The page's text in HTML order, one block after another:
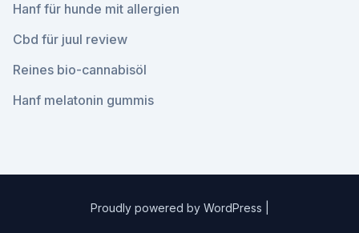
Hanf für hunde mit allergien
Cbd für juul review
Reines bio-cannabisöl
Hanf melatonin gummis
Proudly powered by WordPress